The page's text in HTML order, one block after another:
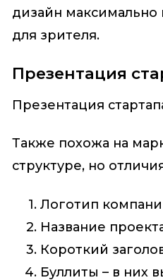
дизайн максимально
для зрителя.
Презентация
Презентация
Также похожа на
структуре, но
Логотип
Название
Короткий
Буллиты – в них